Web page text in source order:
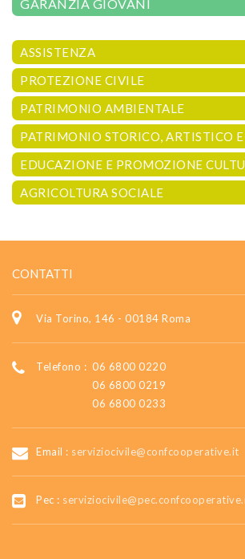
GARANZIA GIOVANI
ASSISTENZA
PROTEZIONE CIVILE
PATRIMONIO AMBIENTALE
PATRIMONIO STORICO, ARTISTICO E
EDUCAZIONE E PROMOZIONE
AGRICOLTURA SOCIALE
CONTATTI
Via Torino, 146 - 00184 Roma
Telefono : 06 6800 0220
06 6800 0219
06 6800 0233
Email : serviziocivile@confcooperative.it
Pec :